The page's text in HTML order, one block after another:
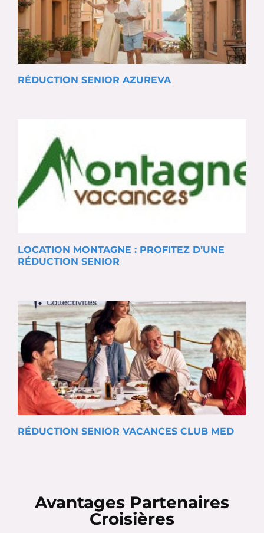
RÉDUCTION SENIOR AZUREVA
LOCATION MONTAGNE : PROFITEZ D’UNE
RÉDUCTION SENIOR
RÉDUCTION SENIOR VACANCES CLUB MED
Avantages Partenaires
Croisières